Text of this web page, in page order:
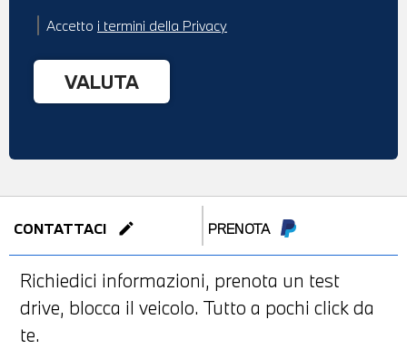
Accetto i termini della Privacy
CONTATTACI edit PRENOTA
Richiedici informazioni, prenota un test
drive, blocca il veicolo. Tutto a pochi click da
te.